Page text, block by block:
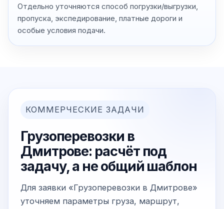
Отдельно уточняются способ погрузки/выгрузки,
пропуска, экспедирование, платные дороги и
особые условия подачи.
КОММЕРЧЕСКИЕ ЗАДАЧИ
Грузоперевозки в
Дмитрове: расчёт под
задачу, а не общий шаблон
Для заявки «Грузоперевозки в Дмитрове»
уточняем параметры груза, маршрут,